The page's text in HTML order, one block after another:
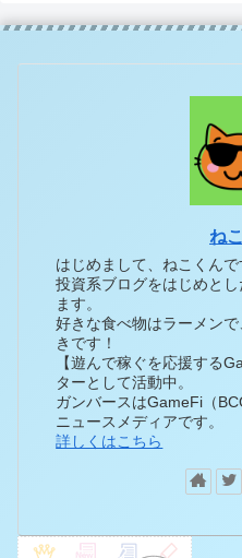
ね
はじめまして、ねこくんで
投資系ブログをはじめと
ます。
好きな食べ物はラーメン
きです！
【遊んで稼ぐを応援する
ターとして活動中。
ガンバースはGameFi（
ニュースメディアです。
詳しくはこちら